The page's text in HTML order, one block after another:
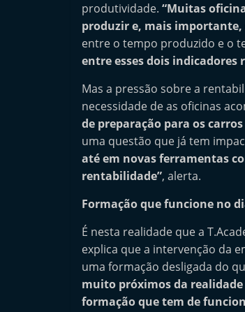
produtividade. “Muitas
produzir e, mais
entre o tempo produzido e o
entre esses dois
Mas a pressão sobre a
necessidade de as oficinas
de preparação para os
uma questão que já tem
até em novas ferramentas
rentabilidade”, alerta.
Formação que funcione no
É nesta realidade que a
explica que a intervenção da
uma formação desligada do
muito próximos da realidade
formação que tem de